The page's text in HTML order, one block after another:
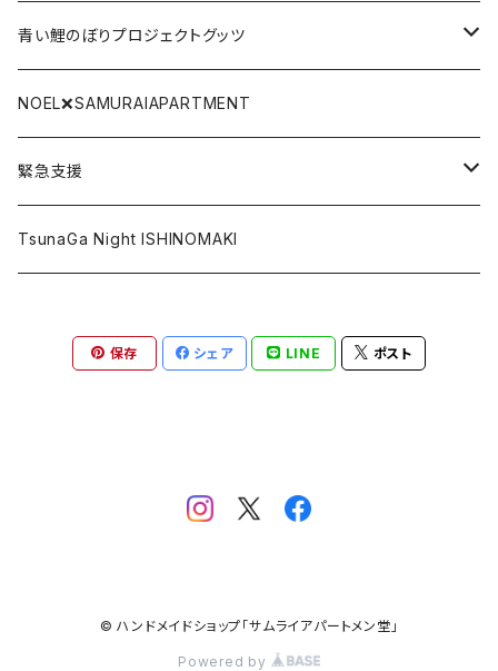
タオル
リストバンド
SAMURAI BLACK LABEL
ポストカード
DVD
CD
DLカード
青い鯉のぼりプロジェクトグッツ
青い鯉のぼり手拭い
青い鯉のぼりTシャツ
NOEL❌SAMURAIAPARTMENT
緊急支援
復興北陸
台湾加油
TsunaGa Night ISHINOMAKI
保存 シェア LINE ポスト
© ハンドメイドショップ「サムライアパートメン堂」
Powered by